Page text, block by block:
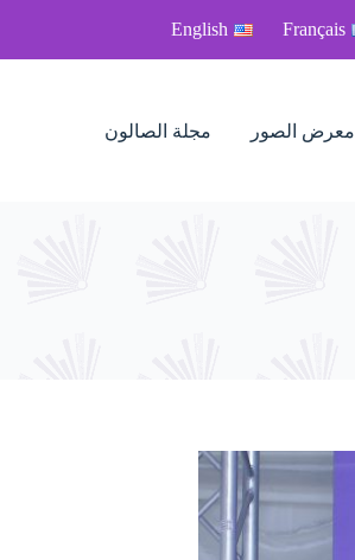
Français
English
معرض الصور مجلة الصالون